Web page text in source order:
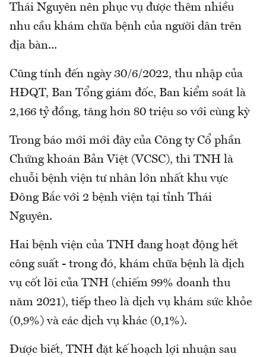
Thái Nguyên nên phục vụ được thêm nhiều
nhu cầu khám chữa bệnh của người dân trên
địa bàn...
Cũng tính đến ngày 30/6/2022, thu nhập của
HĐQT, Ban Tổng giám đốc, Ban kiểm soát là
2,166 tỷ đồng, tăng hơn 80 triệu so với cùng kỳ
Trong báo mới mới đây của Công ty Cổ phần
Chứng khoán Bản Việt (VCSC), thì TNH là
chuỗi bệnh viện tư nhân lớn nhất khu vực
Đông Bắc với 2 bệnh viện tại tỉnh Thái
Nguyên.
Hai bệnh viện của TNH đang hoạt động hết
công suất - trong đó, khám chữa bệnh là dịch
vụ cốt lõi của TNH (chiếm 99% doanh thu
năm 2021), tiếp theo là dịch vụ khám sức khỏe
(0,9%) và các dịch vụ khác (0,1%).
Được biết, TNH đặt kế hoạch lợi nhuận sau